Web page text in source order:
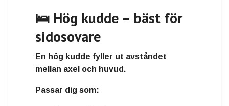
🛌 Hög kudde – bäst för
sidosovare
En hög kudde fyller ut avståndet
mellan axel och huvud.
Passar dig som: